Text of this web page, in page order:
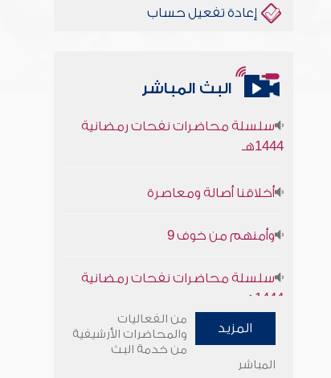
إعادة تفعيل حساب
البث المباشر
أخلاقنا أصالة ومعاصرة
سلسلة محاضرات نفحات رمضانية
1444هـ
1444هـ
المزيد
من الفعاليات
والمحاضرات الأرشيفية
من خدمة البث
المباشر